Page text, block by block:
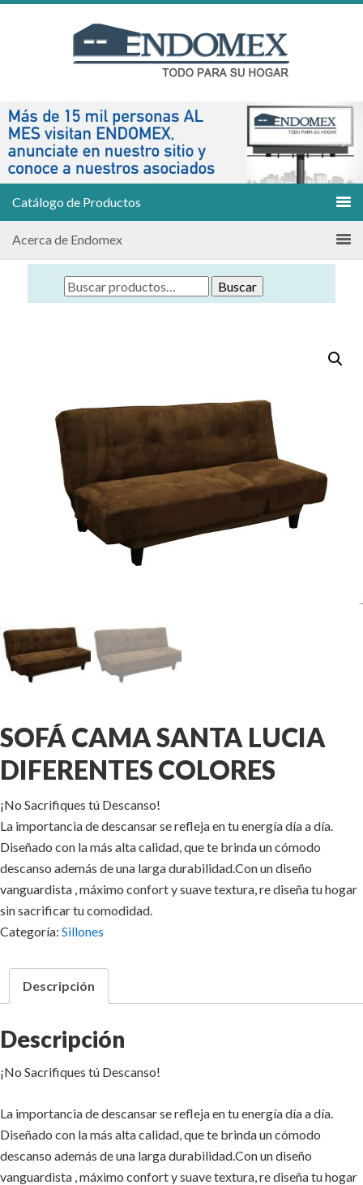
Catálogo de Productos
Acerca de Endomex
Buscar
SOFÁ CAMA SANTA LUCIA
DIFERENTES COLORES
¡No Sacrifiques tú Descanso!
La importancia de descansar se refleja en tu energía día a día.
Diseñado con la más alta calidad, que te brinda un cómodo
descanso además de una larga durabilidad.Con un diseño
vanguardista , máximo confort y suave textura, re diseña tu hogar
sin sacrificar tu comodidad.
Categoría: Sillones
Descripción
Descripción
¡No Sacrifiques tú Descanso!
La importancia de descansar se refleja en tu energía día a día.
Diseñado con la más alta calidad, que te brinda un cómodo
descanso además de una larga durabilidad.Con un diseño
vanguardista , máximo confort y suave textura, re diseña tu hogar